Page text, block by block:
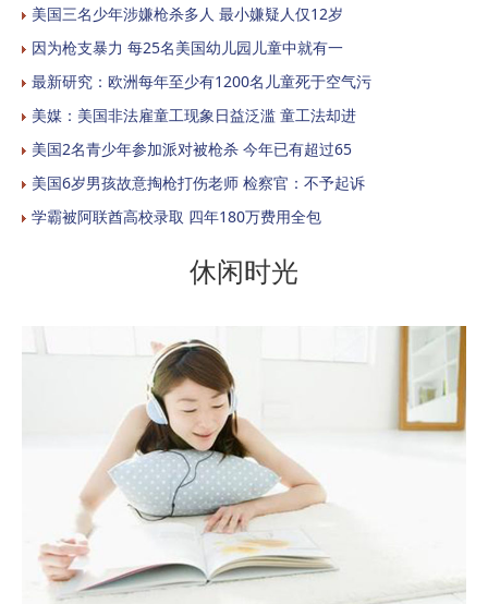
美国三名少年涉嫌枪杀多人 最小嫌疑人仅12岁
因为枪支暴力 每25名美国幼儿园儿童中就有一
最新研究：欧洲每年至少有1200名儿童死于空气污
美媒：美国非法雇童工现象日益泛滥 童工法却进
美国2名青少年参加派对被枪杀 今年已有超过65
美国6岁男孩故意掏枪打伤老师 检察官：不予起诉
学霸被阿联酋高校录取 四年180万费用全包
休闲时光